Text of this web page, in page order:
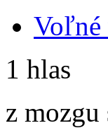
Voľné
1 hlas
z